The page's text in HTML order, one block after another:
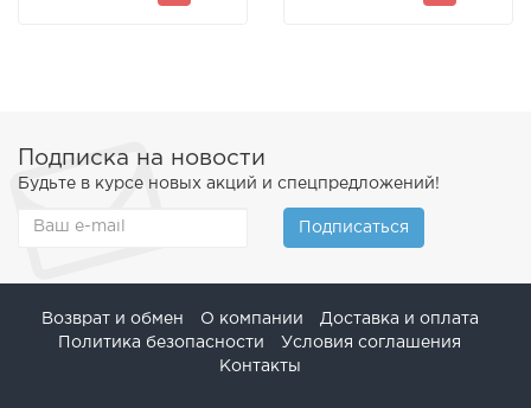
Подписка на новости
Будьте в курсе новых акций и спецпредложений!
Подписаться
Возврат и обмен О компании
Доставка и оплата
Политика безопасности
Условия соглашения
Контакты